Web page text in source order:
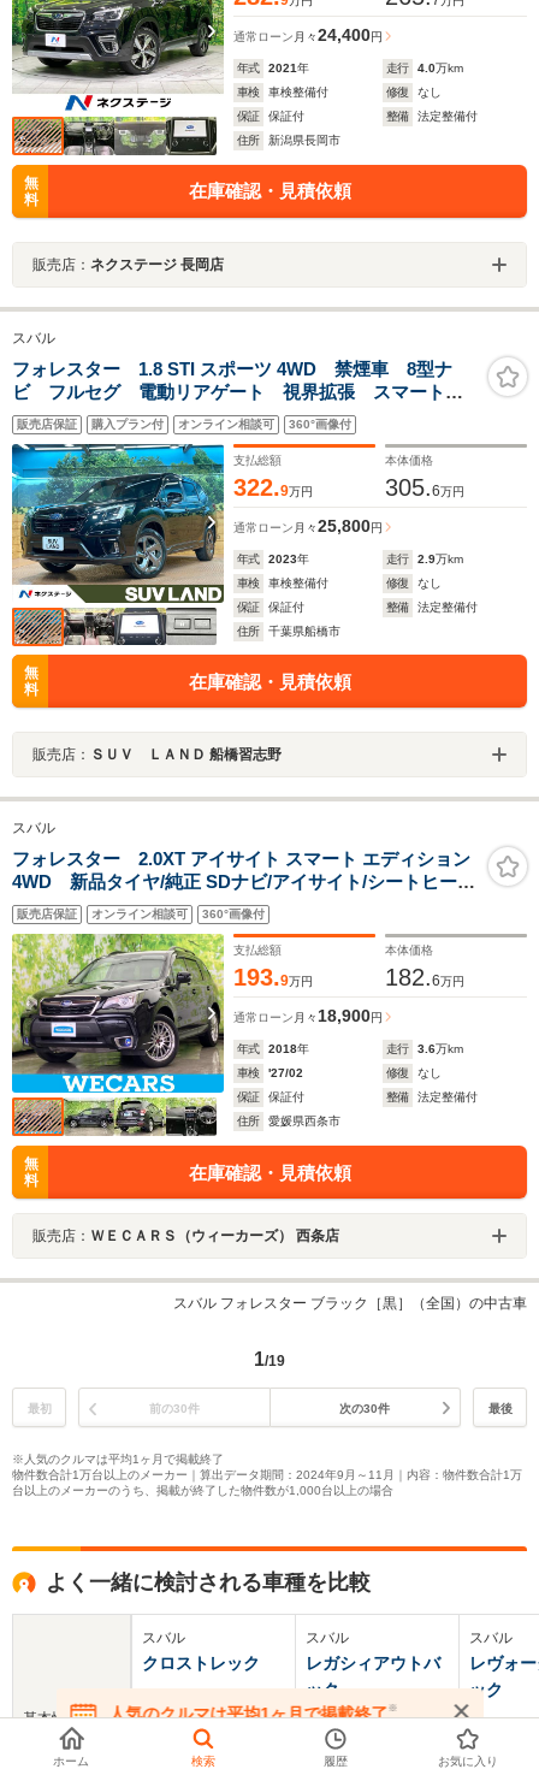
通常ローン 月々24,400円
年式 2021年 走行 4.0万km
車検
車検整備付 修復
なし
保証
保証付 整備
法定整備付
住所
新潟県長岡市
無
料
在庫確認・見積依頼
販売店： ネクステージ 長岡店
スバル
フォレスター 1.8 STI スポーツ 4WD 禁煙車 8型ナ
ビ フルセグ 電動リアゲート 視界拡張 スマートリ
アビューモニター フロントサイドバックカメラ 専用
本革シート レーダークルーズ LEDヘッド 専用18イ
ンチAW シートヒーター
販売店保証 購入プラン付 オンライン相談可 360°画像付
支払総額
322.9万円
本体価格
305.6万円
通常ローン 月々25,800円
年式 2023年 走行 2.9万km
車検
車検整備付 修復
なし
保証
保証付 整備
法定整備付
住所
千葉県船橋市
無
料
在庫確認・見積依頼
販売店： ＳＵＶ ＬＡＮＤ 船橋習志野
スバル
フォレスター 2.0XT アイサイト スマート エディション
4WD 新品タイヤ/純正 SDナビ/アイサイト/シートヒータ
ー 前席/車線逸脱防止支援システム/シート ハーフレザー/
ドライブレコーダー 社外/ヘッドランプ LED/Bluetooth接
続/ETC
販売店保証 オンライン相談可 360°画像付
支払総額
193.9万円
本体価格
182.6万円
通常ローン 月々18,900円
年式 2018年 走行 3.6万km
車検
'27/02 修復
なし
保証
保証付 整備
法定整備付
住所
愛媛県西条市
無
料
在庫確認・見積依頼
販売店： ＷＥＣＡＲＳ（ウィーカーズ） 西条店
スバル フォレスター ブラック［黒］（全国）の中古車
1/19
最初 前の30件 次の30件 最後
※人気のクルマは平均1ヶ月で掲載終了
物件数合計1万台以上のメーカー｜算出データ期間：2024年9月～11月｜内容：物件数合計1万
台以上のメーカーのうち、掲載が終了した物件数が1,000台以上の場合
よく一緒に検討される車種を比較
基本情報
スバル
クロストレック
スバル
レガシィアウトバ
ック
スバル
レヴォ
ック
人気のクルマは平均1ヶ月で掲載終了※
在庫が無くなる前にお問い合わせください
ホーム 検索 履歴 お気に入り